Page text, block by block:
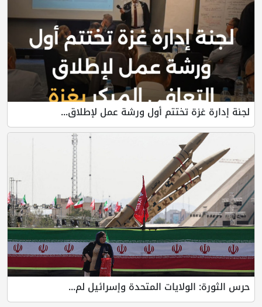
تختتم أول ورشة عمل لإطلاق...
المتحدة وإسرائيل لم...